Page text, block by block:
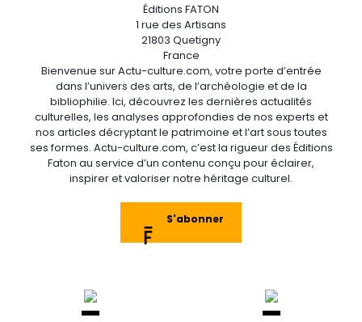
Éditions FATON
1 rue des Artisans
21803 Quetigny
France
Bienvenue sur Actu-culture.com, votre porte d’entrée
dans l’univers des arts, de l’archéologie et de la
bibliophilie. Ici, découvrez les dernières actualités
culturelles, les analyses approfondies de nos experts et
nos articles décryptant le patrimoine et l’art sous toutes
ses formes. Actu-culture.com, c’est la rigueur des Éditions
Faton au service d’un contenu conçu pour éclairer,
inspirer et valoriser notre héritage culturel.
S'abonner